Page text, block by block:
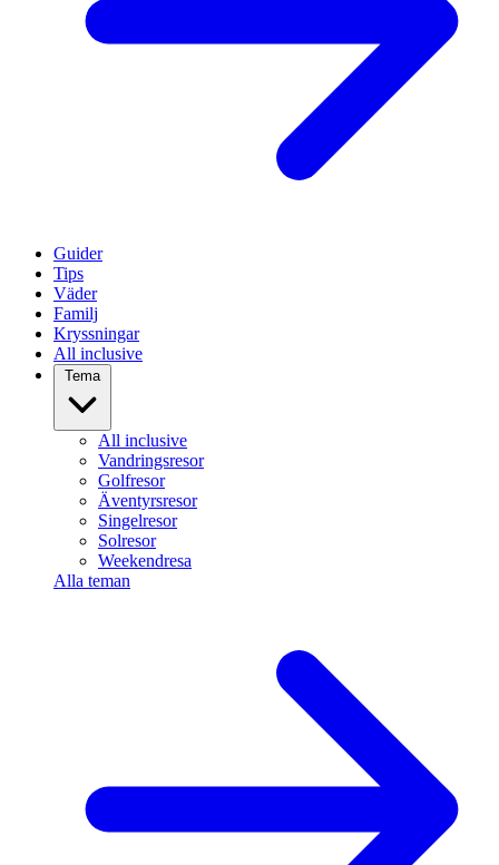
Guider
Tips
Väder
Familj
Kryssningar
All inclusive
Tema
All inclusive
Vandringsresor
Golfresor
Äventyrsresor
Singelresor
Solresor
Weekendresa
Alla teman